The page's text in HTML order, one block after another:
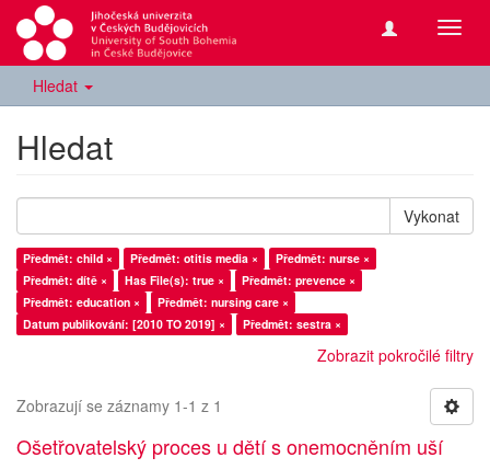
Hledat
Hledat
Vykonat
Předmět: child × Předmět: otitis media ×
Předmět: nurse ×
Předmět: dítě ×
Has File(s): true ×
Předmět: prevence ×
Předmět: education ×
Předmět: nursing care ×
Datum publikování: [2010 TO 2019] ×
Předmět: sestra ×
Zobrazit pokročilé filtry
Zobrazují se záznamy 1-1 z 1
Ošetřovatelský proces u dětí s onemocněním uší